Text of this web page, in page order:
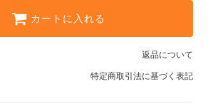
カートに入れる
返品について
特定商取引法に基づく表記